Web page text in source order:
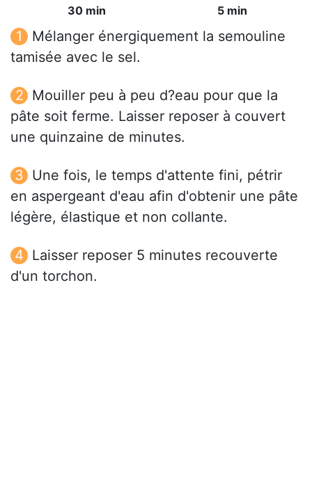
30 min
5 min
Mélanger énergiquement la semouline
tamisée avec le sel.
Mouiller peu à peu d?eau pour que la
pâte soit ferme. Laisser reposer à couvert
une quinzaine de minutes.
Une fois, le temps d'attente fini, pétrir
en aspergeant d'eau afin d'obtenir une pâte
légère, élastique et non collante.
Laisser reposer 5 minutes recouverte
d'un torchon.